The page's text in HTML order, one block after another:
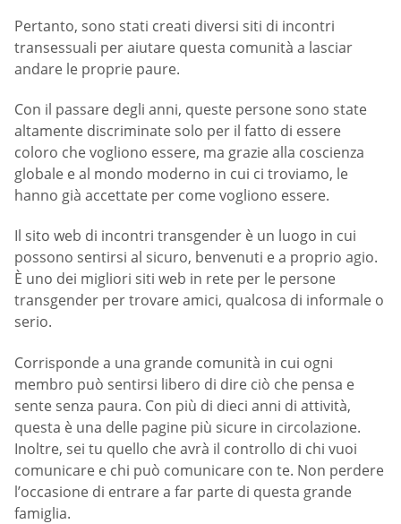
Pertanto, sono stati creati diversi siti di incontri
transessuali per aiutare questa comunità a lasciar
andare le proprie paure.
Con il passare degli anni, queste persone sono state
altamente discriminate solo per il fatto di essere
coloro che vogliono essere, ma grazie alla coscienza
globale e al mondo moderno in cui ci troviamo, le
hanno già accettate per come vogliono essere.
Il sito web di incontri transgender è un luogo in cui
possono sentirsi al sicuro, benvenuti e a proprio agio.
È uno dei migliori siti web in rete per le persone
transgender per trovare amici, qualcosa di informale o
serio.
Corrisponde a una grande comunità in cui ogni
membro può sentirsi libero di dire ciò che pensa e
sente senza paura. Con più di dieci anni di attività,
questa è una delle pagine più sicure in circolazione.
Inoltre, sei tu quello che avrà il controllo di chi vuoi
comunicare e chi può comunicare con te. Non perdere
l’occasione di entrare a far parte di questa grande
famiglia.